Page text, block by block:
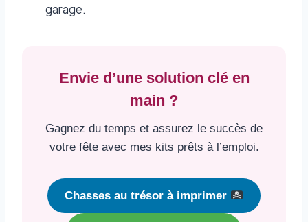
garage.
Envie d’une solution clé en
main ?
Gagnez du temps et assurez le succès de
votre fête avec mes kits prêts à l’emploi.
Chasses au trésor à imprimer